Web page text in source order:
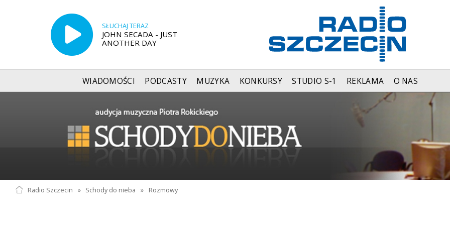
SŁUCHAJ TERAZ
JOHN SECADA - JUST
ANOTHER DAY
WIADOMOŚCI PODCASTY MUZYKA KONKURSY STUDIO S-1 REKLAMA O NAS
Radio Szczecin » Schody do nieba » Rozmowy